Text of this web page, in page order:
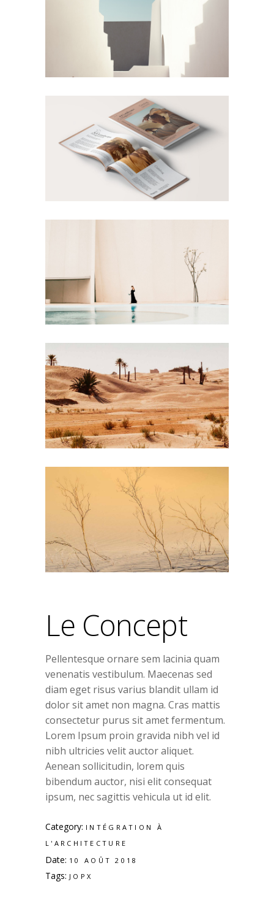
Le Concept
Pellentesque ornare sem lacinia quam
venenatis vestibulum. Maecenas sed
diam eget risus varius blandit ullam id
dolor sit amet non magna. Cras mattis
consectetur purus sit amet fermentum.
Lorem Ipsum proin gravida nibh vel id
nibh ultricies velit auctor aliquet.
Aenean sollicitudin, lorem quis
bibendum auctor, nisi elit consequat
ipsum, nec sagittis vehicula ut id elit.
Category: INTÉGRATION À
L'ARCHITECTURE
Date: 10 AOÛT 2018
Tags: JOPX